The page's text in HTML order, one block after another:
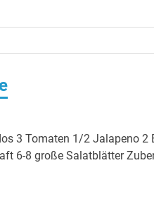
3 Tomaten 1/2 Jalapeno 2
6-8 große Salatblätter